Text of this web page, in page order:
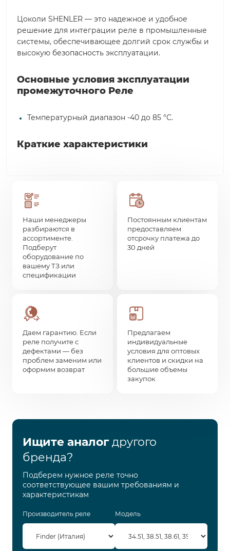
Цоколи SHENLER — это надежное и удобное
решение для интеграции реле в промышленные
системы, обеспечивающее долгий срок службы и
высокую безопасность эксплуатации.
Основные условия эксплуатации
промежуточного Реле
Температурный диапазон -40 до 85 °С.
Краткие характеристики
Наши менеджеры
разбираются в
ассортименте.
Подберут
оборудование по
вашему ТЗ или
спецификации
Постоянным клиентам
предоставляем
отсрочку платежа до
30 дней
Даем гарантию. Если
реле получите с
дефектами — без
проблем заменим или
оформим возврат
Предлагаем
индивидуальные
условия для оптовых
клиентов и скидки на
большие объемы
закупок
Ищите аналогдругого
бренда?
Подберем нужное реле точно
соответствующее вашим требованиям и
характеристикам
Производитель реле Модель